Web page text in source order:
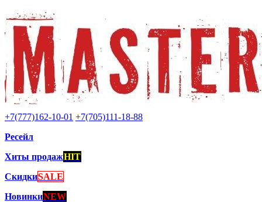
+7(777)162-10-01 +7(705)111-18-88
Ресейл
Хиты продажHIT
СкидкиSALE
НовинкиNEW